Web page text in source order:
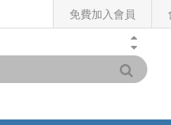
免費加入會員